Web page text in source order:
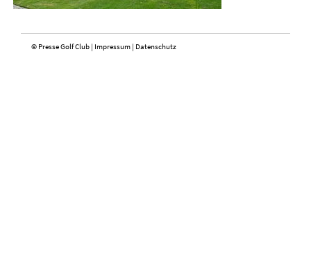
© Presse Golf Club | Impressum | Datenschutz